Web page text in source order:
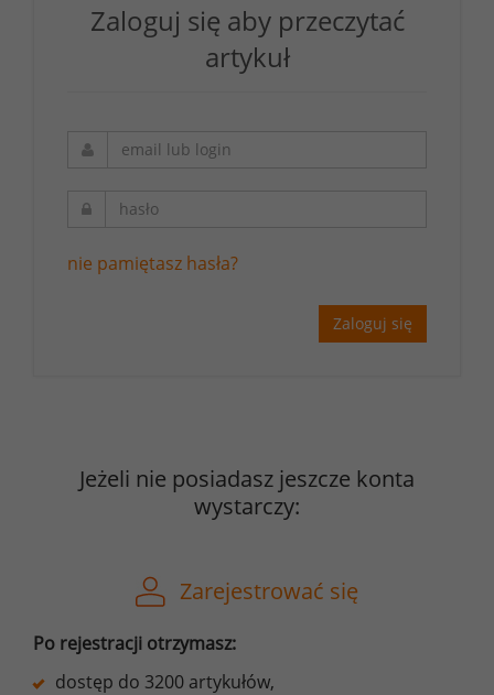
Zaloguj się aby przeczytać
artykuł
nie pamiętasz hasła?
Zaloguj się
Jeżeli nie posiadasz jeszcze konta
wystarczy:
Zarejestrować się
Po rejestracji otrzymasz:
dostęp do 3200 artykułów,